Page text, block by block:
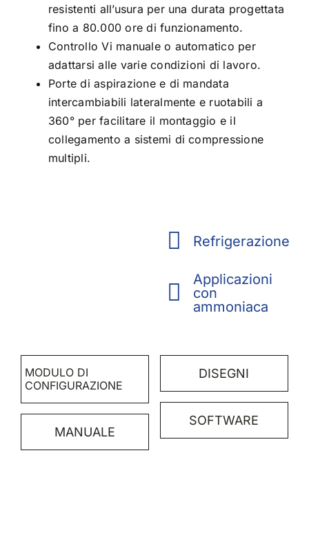
resistenti all’usura per una durata progettata
fino a 80.000 ore di funzionamento.
Controllo Vi manuale o automatico per
adattarsi alle varie condizioni di lavoro.
Porte di aspirazione e di mandata
intercambiabili lateralmente e ruotabili a
360° per facilitare il montaggio e il
collegamento a sistemi di compressione
multipli.
Refrigerazione
Applicazioni
con
ammoniaca
MODULO DI
CONFIGURAZIONE
MANUALE
DISEGNI
SOFTWARE